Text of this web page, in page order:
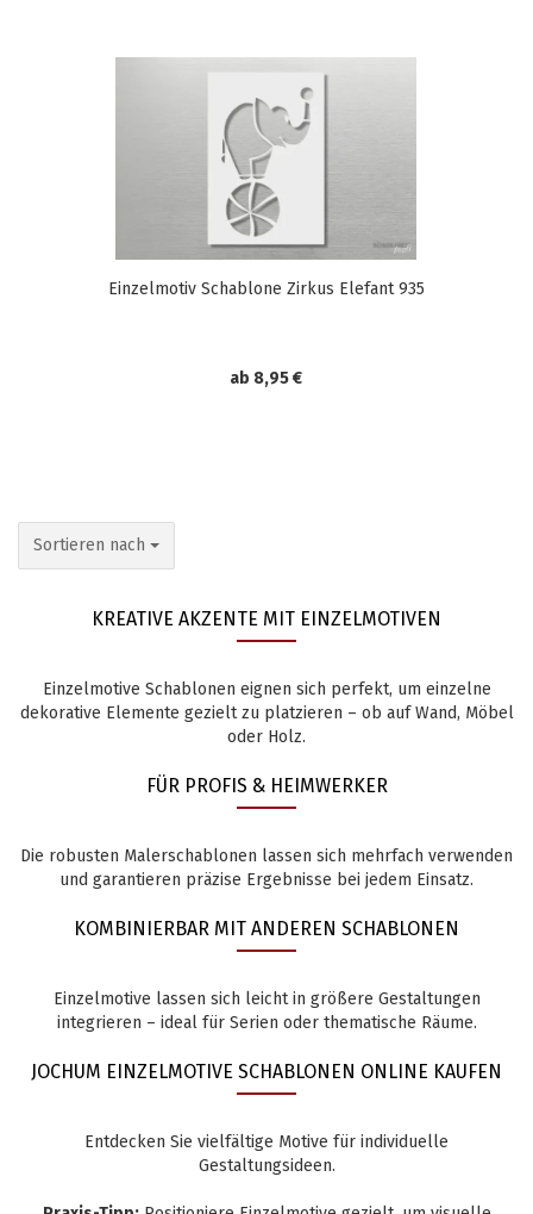
Einzelmotiv Schablone Zirkus Elefant 935
ab 8,95 €
Sortieren nach
Sortieren nach
KREATIVE AKZENTE MIT EINZELMOTIVEN
Einzelmotive Schablonen eignen sich perfekt, um einzelne
dekorative Elemente gezielt zu platzieren – ob auf Wand, Möbel
oder Holz.
FÜR PROFIS & HEIMWERKER
Die robusten Malerschablonen lassen sich mehrfach verwenden
und garantieren präzise Ergebnisse bei jedem Einsatz.
KOMBINIERBAR MIT ANDEREN SCHABLONEN
Einzelmotive lassen sich leicht in größere Gestaltungen
integrieren – ideal für Serien oder thematische Räume.
JOCHUM EINZELMOTIVE SCHABLONEN ONLINE KAUFEN
Entdecken Sie vielfältige Motive für individuelle
Gestaltungsideen.